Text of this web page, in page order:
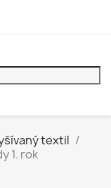
textil
1. rok